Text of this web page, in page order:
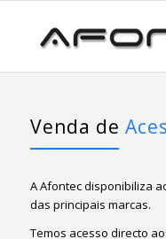
Venda de
A Afontec disponibiliza
das principais marcas.
Temos acesso directo